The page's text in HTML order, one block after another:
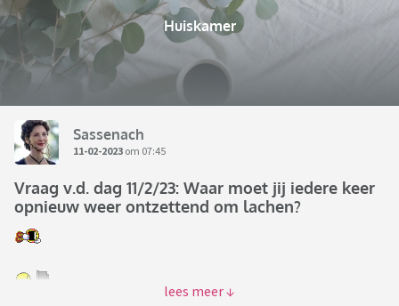
Huiskamer
Sassenach
11-02-2023 om 07:45
Vraag v.d. dag 11/2/23: Waar moet jij iedere keer
opnieuw weer ontzettend om lachen?